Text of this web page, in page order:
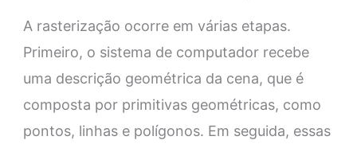
A rasterização ocorre em várias etapas.
Primeiro, o sistema de computador recebe
uma descrição geométrica da cena, que é
composta por primitivas geométricas, como
pontos, linhas e polígonos. Em seguida, essas